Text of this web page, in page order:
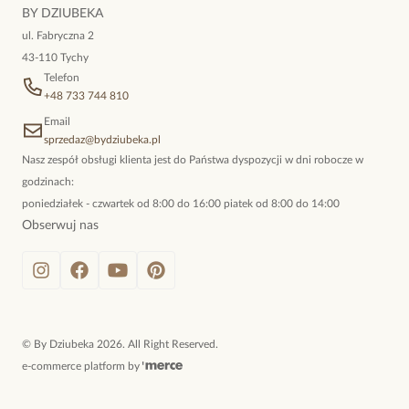
BY DZIUBEKA
ul. Fabryczna 2
43-110 Tychy
Telefon
+48 733 744 810
Email
sprzedaz@bydziubeka.pl
Nasz zespół obsługi klienta jest do Państwa dyspozycji w dni robocze w
godzinach:
poniedziałek - czwartek od 8:00 do 16:00 piatek od 8:00 do 14:00
Obserwuj nas
© By Dziubeka 2026. All Right Reserved.
e-commerce platform by